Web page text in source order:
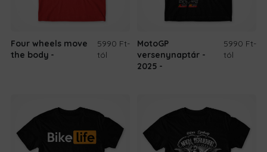
Four wheels move
the body
5990 Ft-
tól
MotoGP
versenynaptár -
2025
5990 Ft-
tól